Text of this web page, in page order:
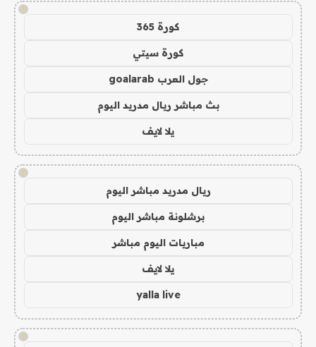
!
كورة 365
كورة سيتي
جول العرب goalarab
بث مباشر ريال مدريد اليوم
يلا لايف
!
ريال مدريد مباشر اليوم
برشلونة مباشر اليوم
مباريات اليوم مباشر
يلا لايف
yalla live
!